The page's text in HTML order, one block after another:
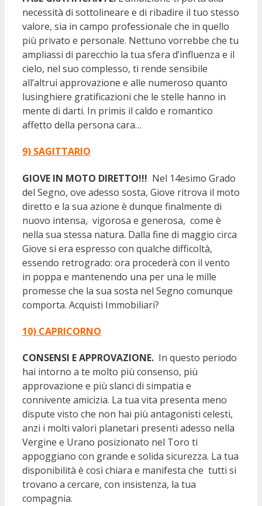
necessità di sottolineare e di ribadire il tuo stesso
valore, sia in campo professionale che in quello
più privato e personale. Nettuno vorrebbe che tu
ampliassi di parecchio la tua sfera d’influenza e il
cielo, nel suo complesso, ti rende sensibile
all’altrui approvazione e alle numeroso quanto
lusinghiere gratificazioni che le stelle hanno in
mente di darti. In primis il caldo e romantico
affetto della persona cara…
9) SAGITTARIO
GIOVE IN MOTO DIRETTO!!! Nel 14esimo Grado
del Segno, ove adesso sosta, Giove ritrova il moto
diretto e la sua azione è dunque finalmente di
nuovo intensa, vigorosa e generosa, come è
nella sua stessa natura. Dalla fine di maggio circa
Giove si era espresso con qualche difficoltà,
essendo retrogrado: ora procederà con il vento
in poppa e mantenendo una per una le mille
promesse che la sua sosta nel Segno comunque
comporta. Acquisti Immobiliari?
10) CAPRICORNO
CONSENSI E APPROVAZIONE. In questo periodo
hai intorno a te molto più consenso, più
approvazione e più slanci di simpatia e
connivente amicizia. La tua vita presenta meno
dispute visto che non hai più antagonisti celesti,
anzi i molti valori planetari presenti adesso nella
Vergine e Urano posizionato nel Toro ti
appoggiano con grande e solida sicurezza. La tua
disponibilità è così chiara e manifesta che tutti si
trovano a cercare, con insistenza, la tua
compagnia.